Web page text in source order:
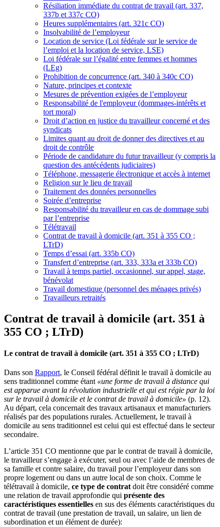
Résiliation immédiate du contrat de travail (art. 337,
337b et 337c CO)
Heures supplémentaires (art. 321c CO)
Insolvabilité de l’employeur
Location de service (Loi fédérale sur le service de
l’emploi et la location de service, LSE)
Loi fédérale sur l’égalité entre femmes et hommes
(LEg)
Prohibition de concurrence (art. 340 à 340c CO)
Nature, principes et contexte
Mesures de prévention exigées de l’employeur
Responsabilité de l'employeur (dommages-intérêts et
tort moral)
Droit d’action en justice du travailleur concerné et des
syndicats
Limites quant au droit de donner des directives et au
droit de contrôle
Période de candidature du futur travailleur (y compris la
question des antécédents judiciaires)
Téléphone, messagerie électronique et accès à internet
Religion sur le lieu de travail
Traitement des données personnelles
Soirée d’entreprise
Responsabilité du travailleur en cas de dommage subi
par l’entreprise
Télétravail
Contrat de travail à domicile (art. 351 à 355 CO ;
LTrD)
Temps d’essai (art. 335b CO)
Transfert d’entreprise (art. 333, 333a et 333b CO)
Travail à temps partiel, occasionnel, sur appel, stage,
bénévolat
Travail domestique (personnel des ménages privés)
Travailleurs retraités
Contrat de travail à domicile (art. 351 à
355 CO ; LTrD)
Le contrat de travail à domicile (art. 351 à 355 CO ; LTrD)
Dans son Rapport, le Conseil fédéral définit le travail à domicile au
sens traditionnel comme étant «une forme de travail à distance qui
est apparue avant la révolution industrielle et qui est régie par la loi
sur le travail à domicile et le contrat de travail à domicile» (p. 12).
Au départ, cela concernait des travaux artisanaux et manufacturiers
réalisés par des populations rurales. Actuellement, le travail à
domicile au sens traditionnel est celui qui est effectué dans le secteur
secondaire.
L’article 351 CO mentionne que par le contrat de travail à domicile,
le travailleur s’engage à exécuter, seul ou avec l’aide de membres de
sa famille et contre salaire, du travail pour l’employeur dans son
propre logement ou dans un autre local de son choix. Comme le
télétravail à domicile, ce type de contrat doit être considéré comme
une relation de travail approfondie qui présente des
caractéristiques essentielles en sus des éléments caractéristiques du
contrat de travail (une prestation de travail, un salaire, un lien de
subordination et un élément de durée):